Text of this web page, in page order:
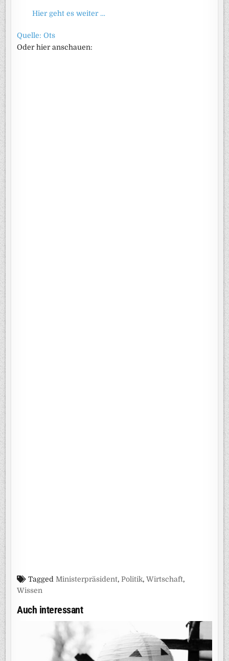
Hier geht es weiter …
Quelle: Ots
Oder hier anschauen:
TaggedMinisterpräsident,Politik,Wirtschaft,
Wissen
Auch interessant